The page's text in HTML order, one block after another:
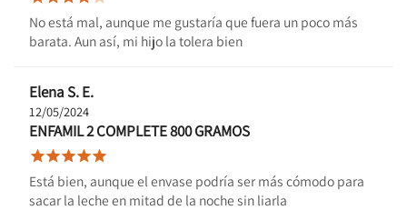
No está mal, aunque me gustaría que fuera un poco más
barata. Aun así, mi hijo la tolera bien
Elena S. E.
12/05/2024
ENFAMIL 2 COMPLETE 800 GRAMOS

Está bien, aunque el envase podría ser más cómodo para
sacar la leche en mitad de la noche sin liarla